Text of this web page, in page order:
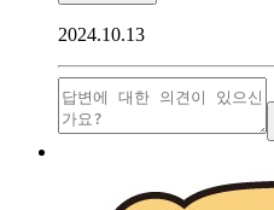
2024.10.13